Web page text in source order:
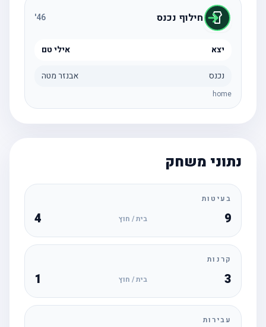
חילוף נכנס 46
'
יצא אילי טם
נכנס אבנזר מטה
home
נתוני משחק
בעיטות
בית / חוץ
קרנות
בית / חוץ
עבירות